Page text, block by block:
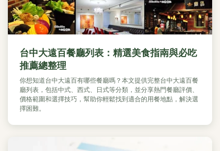
台中大遠百餐廳列表：精選美食指南與必吃
推薦總整理
你想知道台中大遠百有哪些餐廳嗎？本文提供完整台中大遠百餐
廳列表，包括中式、西式、日式等分類，並分享熱門餐廳評價、
價格範圍和選擇技巧，幫助你輕鬆找到適合的用餐地點，解決選
擇困難。